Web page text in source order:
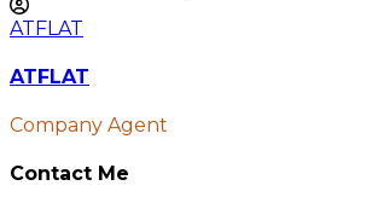
ATFLAT
ATFLAT
Company Agent
Contact Me